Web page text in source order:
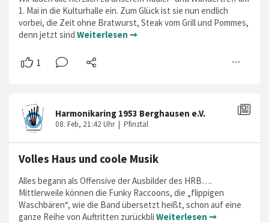
1. Mai in die Kulturhalle ein. Zum Glück ist sie nun endlich
vorbei, die Zeit ohne Bratwurst, Steak vom Grill und Pommes,
denn jetzt sind Weiterlesen ➞
Volles Haus und coole Musik
Alles begann als Offensive der Ausbilder des HRB….
Mittlerweile können die Funky Raccoons, die „flippigen
Waschbären“, wie die Band übersetzt heißt, schon auf eine
ganze Reihe von Auftritten zurückbli Weiterlesen ➞